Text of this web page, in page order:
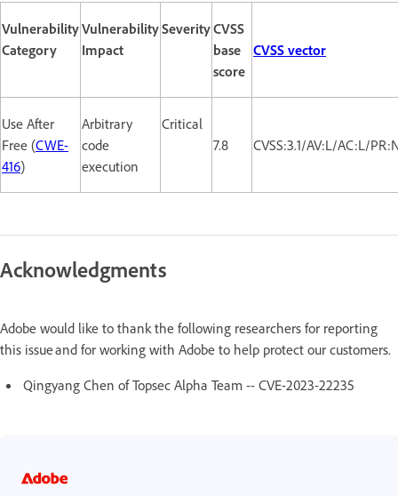
Vulnerability
Category
Vulnerability
Impact
SeverityCVSS
base
score
CVSS vector
Use After
Free (CWE-
416)
Arbitrary
code
execution
Critical
7.8
CVSS:3.1/AV:L/AC:L/
Acknowledgments
Adobe would like to thank the following researchers for reporting
this issue and for working with Adobe to help protect our customers.
Qingyang Chen of Topsec Alpha Team -- CVE-2023-22235